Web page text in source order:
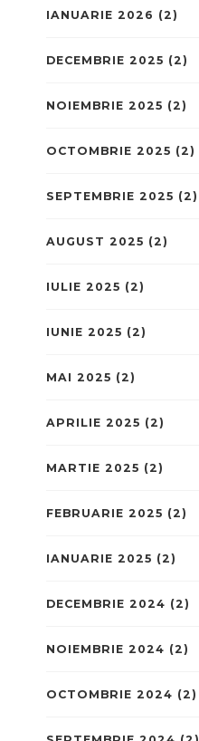
IANUARIE 2026 (2)
DECEMBRIE 2025 (2)
NOIEMBRIE 2025 (2)
OCTOMBRIE 2025 (2)
SEPTEMBRIE 2025 (2)
AUGUST 2025 (2)
IULIE 2025 (2)
IUNIE 2025 (2)
MAI 2025 (2)
APRILIE 2025 (2)
MARTIE 2025 (2)
FEBRUARIE 2025 (2)
IANUARIE 2025 (2)
DECEMBRIE 2024 (2)
NOIEMBRIE 2024 (2)
OCTOMBRIE 2024 (2)